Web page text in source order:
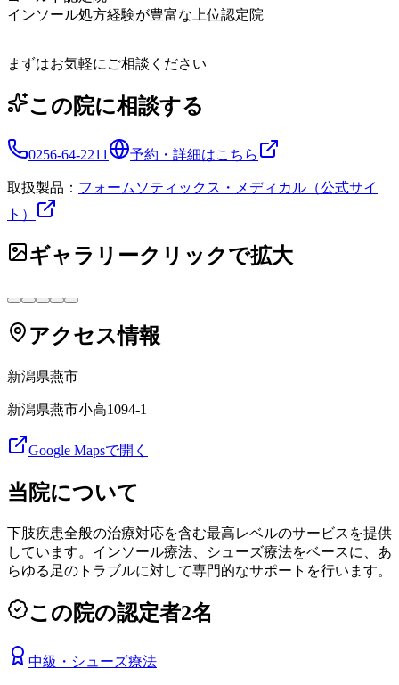
インソール処方経験が豊富な上位認定院
まずはお気軽にご相談ください
この院に相談する
0256-64-2211 予約・詳細はこちら
取扱製品： フォームソティックス・メディカル（公式サイ
ト）
ギャラリークリックで拡大
アクセス情報
新潟県燕市
新潟県燕市小高1094-1
Google Mapsで開く
当院について
下肢疾患全般の治療対応を含む最高レベルのサービスを提供
しています。インソール療法、シューズ療法をベースに、あ
らゆる足のトラブルに対して専門的なサポートを行います。
この院の認定者2名
中級 ・ シューズ療法